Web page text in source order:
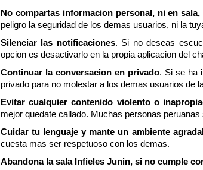
No compartas informacion personal, ni en
peligro la seguridad de los demas usuarios, ni la
Silenciar las notificaciones. Si no deseas
opcion es desactivarlo en la propia aplicacion del
Continuar la conversacion en privado. Si se ha
privado para no molestar a los demas usuarios de
Evitar cualquier contenido violento o
mejor quedate callado. Muchas personas
Cuidar tu lenguaje y mante un ambiente
cuesta mas ser respetuoso con los demas.
Abandona la sala Infieles Junin, si no cumple